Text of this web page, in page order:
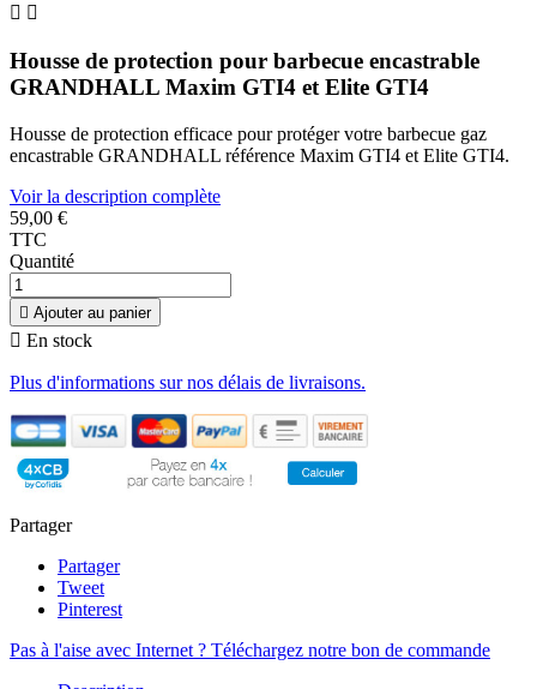
 
Housse de protection pour barbecue encastrable
GRANDHALL Maxim GTI4 et Elite GTI4
Housse de protection efficace pour protéger votre barbecue gaz
encastrable GRANDHALL référence Maxim GTI4 et Elite GTI4.
Voir la description complète
59,00 €
TTC
Quantité
 Ajouter au panier
 En stock
Plus d'informations sur nos délais de livraisons.
Partager
Partager
Tweet
Pinterest
Pas à l'aise avec Internet ? Téléchargez notre bon de commande